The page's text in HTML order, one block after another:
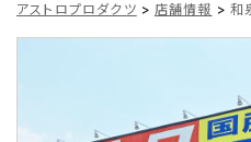
アストロプロダクツ > 店舗情報 > 和